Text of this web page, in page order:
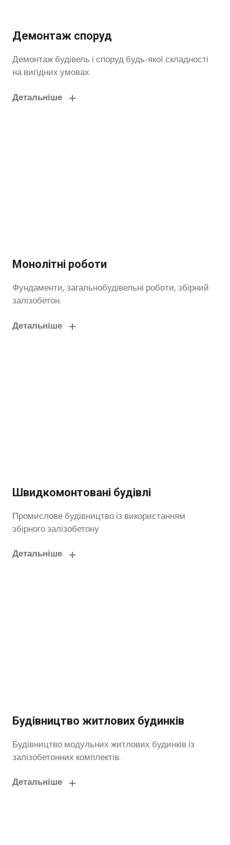
Демонтаж споруд
Демонтаж будівель і споруд будь-якої складності
на вигідних умовах
Детальніше
Монолітні роботи
Фундаменти, загальнобудівельні роботи, збірний
залізобетон.
Детальніше
Швидкомонтовані будівлі
Промислове будівництво із використанням
збірного залізобетону
Детальніше
Будівництво житлових будинків
Будівництво модульних житлових будинків із
залізобетонних комплектів.
Детальніше